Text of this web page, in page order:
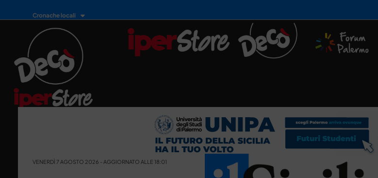
Cronache locali
VENERDÌ 7 AGOSTO 2026 - AGGIORNATO ALLE 18:01